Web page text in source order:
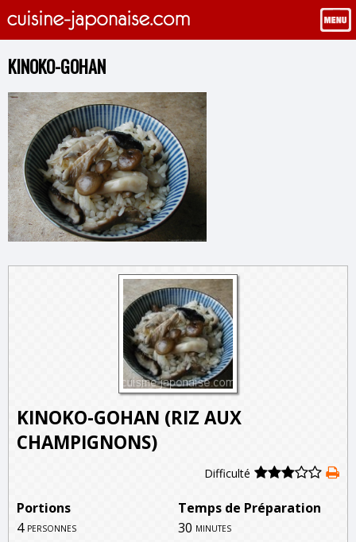
KINOKO-GOHAN
KINOKO-GOHAN (RIZ AUX
CHAMPIGNONS)
Difficulté
Portions
Temps de Préparation
4 personnes 30 minutes